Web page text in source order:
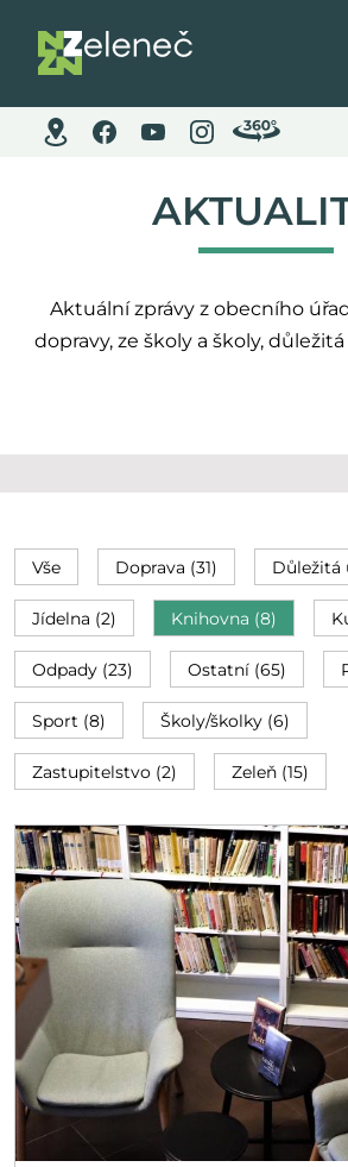
Aktuální zprávy z obecního
dopravy, ze školy a školy,
Vše Doprava (31) Důležitá
Jídelna (2) Knihovna (8)
Odpady (23) Ostatní (65)
Sport (8) Školy/školky (6)
Zastupitelstvo (2) Zeleň (15)